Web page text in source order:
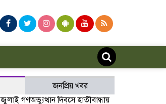
জনপ্রিয় খবর
জুলাই গণঅভ্যুত্থান দিবসে হাতীবান্ধায়